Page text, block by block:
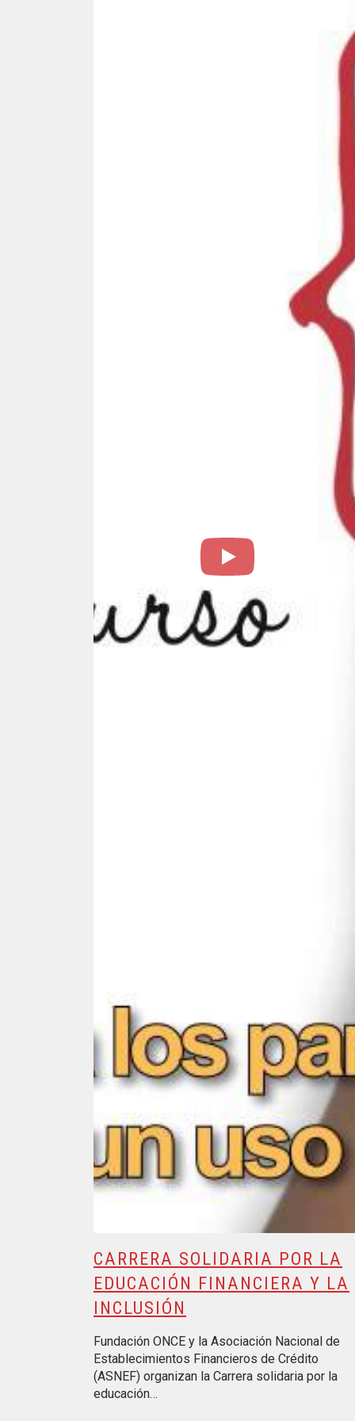
CARRERA SOLIDARIA POR LA
EDUCACIÓN FINANCIERA Y LA
INCLUSIÓN
Fundación ONCE y la Asociación Nacional de
Establecimientos Financieros de Crédito
(ASNEF) organizan la Carrera solidaria por la
educación…